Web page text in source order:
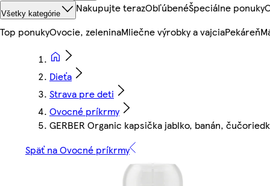
Všetky kategórie Nakupujte terazObľúbenéŠpeciálne ponuky
Top ponukyOvocie, zeleninaMliečne výrobky a vajciaPekáreň
Dieťa
Strava pre deti
Ovocné príkrmy
GERBER Organic kapsička jablko, banán,
Späť na Ovocné príkrmy